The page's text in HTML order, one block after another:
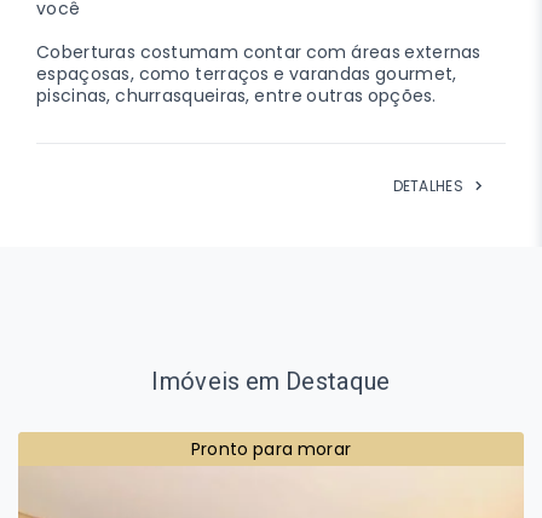
O bairro do Tatuapé é uma região tradicional e
valorizada da cidade de São Paulo.
completa, com diversas opções de comércios,
Imóveis em Destaque